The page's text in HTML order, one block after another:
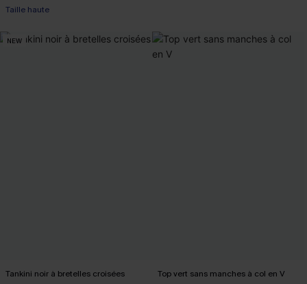
Taille haute
NEW
Tankini noir à bretelles croisées Top vert sans manches à col en V